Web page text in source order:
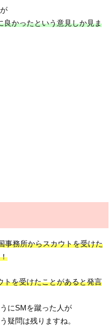
良かったという意見しか見ま
事務所からスカウトを受けた
トを受けたことがあると発言
にSMを蹴った人が
疑問は残りますね。